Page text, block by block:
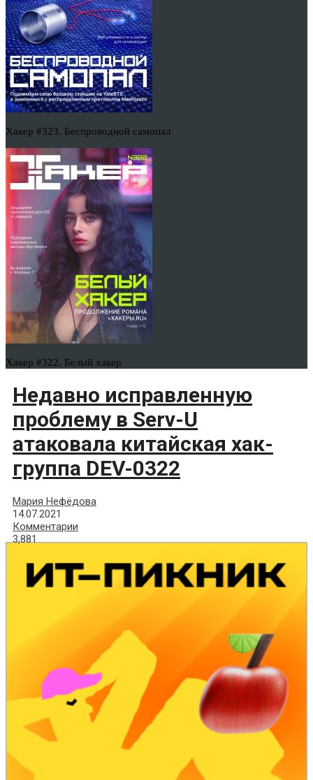
Хакер #323. Беспроводной самопал
Хакер #322. Белый хакер
Недавно исправленную
проблему в Serv-U
атаковала китайская хак-
группа DEV-0322
Мария Нефёдова
14.07.2021
Комментарии
3,881